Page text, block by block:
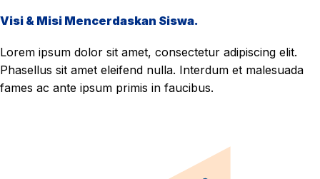
Visi & Misi Mencerdaskan Siswa.
Lorem ipsum dolor sit amet, consectetur adipiscing elit.
Phasellus sit amet eleifend nulla. Interdum et malesuada
fames ac ante ipsum primis in faucibus.